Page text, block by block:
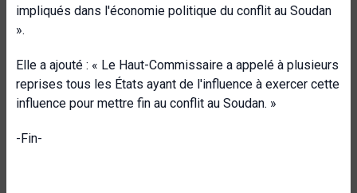
impliqués dans l'économie politique du conflit au Soudan
».
Elle a ajouté : « Le Haut-Commissaire a appelé à plusieurs
reprises tous les États ayant de l'influence à exercer cette
influence pour mettre fin au conflit au Soudan. »
-Fin-